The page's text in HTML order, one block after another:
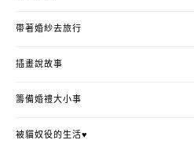
帶著婚紗去旅行
插畫說故事
籌備婚禮大小事
被貓奴役的生活♥